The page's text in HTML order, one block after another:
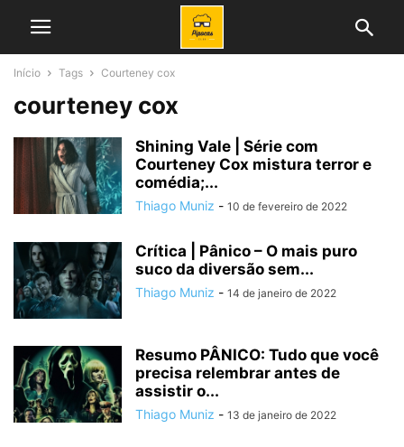
Início Tags Courteney cox
courteney cox
Shining Vale | Série com
Courteney Cox mistura terror e
comédia;...
Thiago Muniz - 10 de fevereiro de 2022
Crítica | Pânico – O mais puro
suco da diversão sem...
Thiago Muniz - 14 de janeiro de 2022
Resumo PÂNICO: Tudo que você
precisa relembrar antes de
assistir o...
Thiago Muniz - 13 de janeiro de 2022